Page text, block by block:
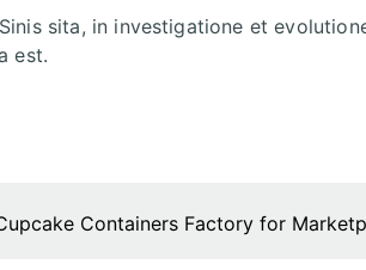
sita, in investigatione et
est.
Containers Factory for